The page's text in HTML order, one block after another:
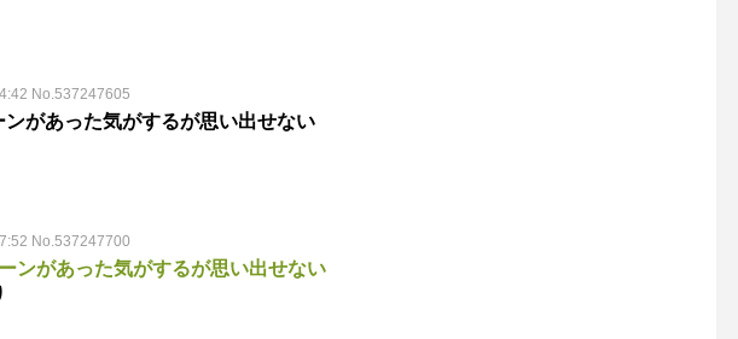
No.537247605
があった気がするが思い出せない
No.537247700
ンがあった気がするが思い出せない